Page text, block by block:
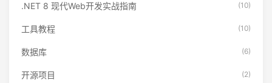
.NET 8 现代Web开发实战指南 (10)
工具教程 (10)
数据库 (6)
开源项目 (2)